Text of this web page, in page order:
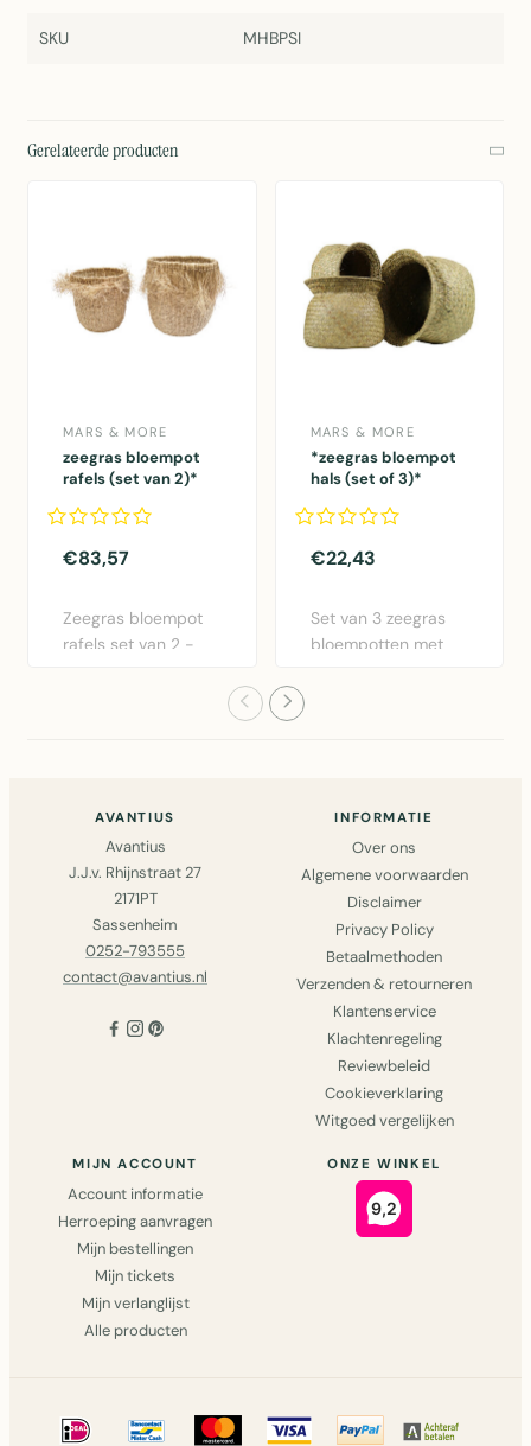
SKU MHBPSI
Gerelateerde producten
MARS & MORE
zeegras bloempot
rafels (set van 2)*
€83,57
Zeegras bloempot
rafels set van 2 -
MARS & MORE
*zeegras bloempot
hals (set of 3)*
€22,43
Set van 3 zeegras
bloempotten met
AVANTIUS
Avantius
J.J.v. Rhijnstraat 27
2171PT
Sassenheim
0252-793555
contact@avantius.nl
INFORMATIE
Over ons
Algemene voorwaarden
Disclaimer
Privacy Policy
Betaalmethoden
Verzenden & retourneren
Klantenservice
Klachtenregeling
Reviewbeleid
Cookieverklaring
Witgoed vergelijken
MIJN ACCOUNT
Account informatie
Herroeping aanvragen
Mijn bestellingen
Mijn tickets
Mijn verlanglijst
Alle producten
ONZE WINKEL